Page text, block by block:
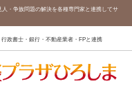
・争族問題の解決を各種専門家と連携してサ
政書士・銀行・不動産業者・FPと連携